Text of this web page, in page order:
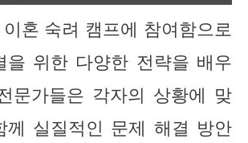
혼 숙려 캠프에 참여함으로
을 위한 다양한 전략을 배우
문가들은 각자의 상황에 맞
께 실질적인 문제 해결 방안